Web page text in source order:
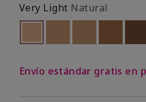
Very Light Natural
seleccionado
Out of stock
Envío estándar gratis en